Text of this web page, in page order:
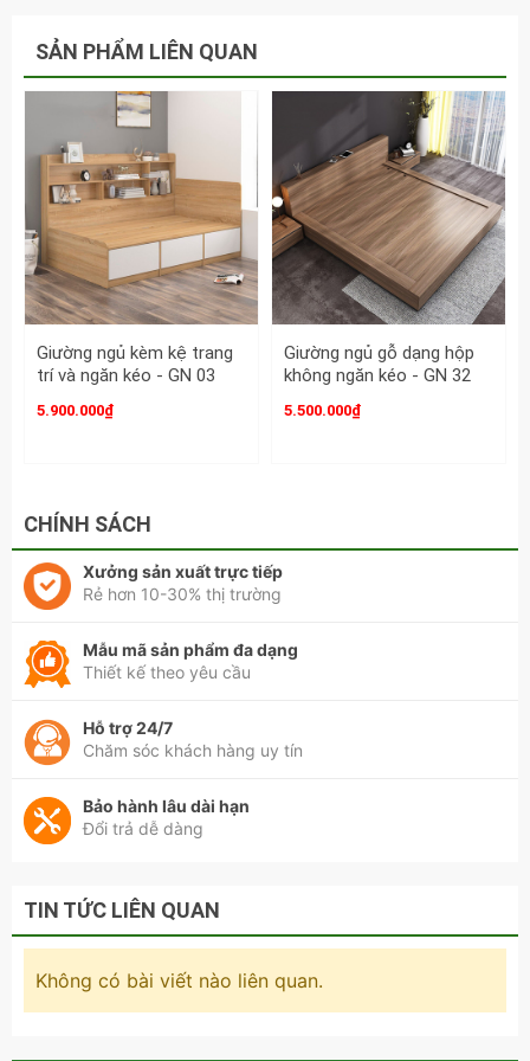
Bảo hành: 12 tháng
Liên Hệ Ngay: Nhận tư vấn sản phẩm theo nhu cầu khách
hàng và xem chi tiết sản phẩm
SẢN PHẨM LIÊN QUAN
Giường ngủ kèm kệ trang
trí và ngăn kéo - GN 03
5.900.000₫
Giường ngủ gỗ dạng hộp
không ngăn kéo - GN 32
5.500.000₫
CHÍNH SÁCH
Xưởng sản xuất trực tiếp
Rẻ hơn 10-30% thị trường
Mẫu mã sản phẩm đa dạng
Thiết kế theo yêu cầu
Hỗ trợ 24/7
Chăm sóc khách hàng uy tín
Bảo hành lâu dài hạn
Đổi trả dễ dàng
TIN TỨC LIÊN QUAN
Không có bài viết nào liên quan.